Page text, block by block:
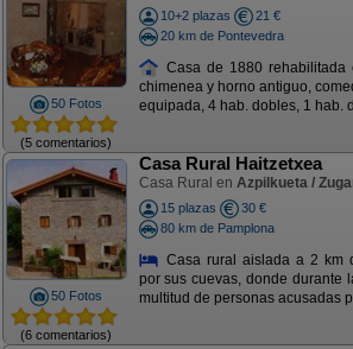
50 Fotos
(5 comentarios)
10+2 plazas
21 €
20 km de Pontevedra
Casa de 1880
chimenea y horno antiguo,
equipada, 4 hab. dobles, 1 hab.
50 Fotos
(6 comentarios)
Casa Rural Haitzetxea
Casa Rural en Azpilkueta /
15 plazas
30 €
80 km de Pamplona
Casa rural aislada a 2 km
por sus cuevas, donde durante
multitud de personas acusadas